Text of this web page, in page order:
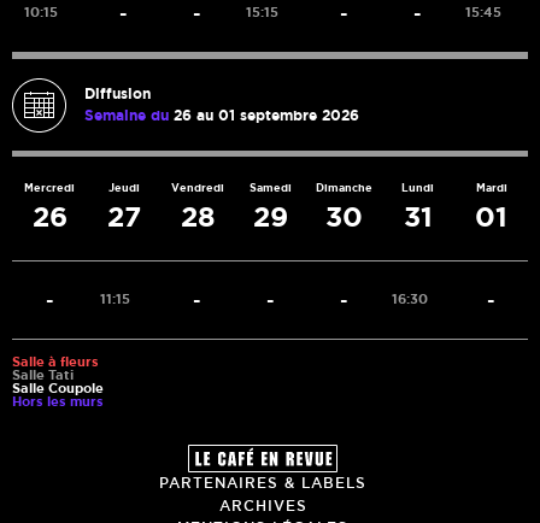
10:15 - - 15:15 - - 15:45
Diffusion
Semaine du 26 au 01 septembre 2026
Mercredi
26
Jeudi
27
Vendredi
28
Samedi
29
Dimanche
30
Lundi
31
Mardi
01
- 11:15 - - - 16:30 -
Salle à fleurs
Salle Tati
Salle Coupole
Hors les murs
PARTENAIRES & LABELS
ARCHIVES